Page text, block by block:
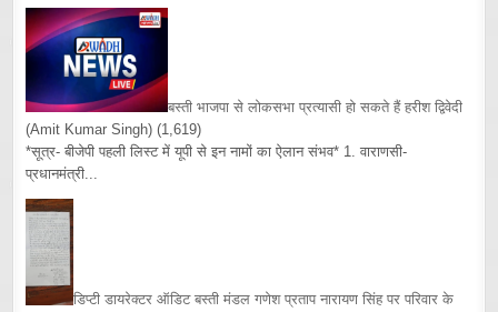
बस्ती भाजपा से लोकसभा प्रत्यासी हो सकते हैं हरीश द्विवेदी
(Amit Kumar Singh) (1,619)
*सूत्र- बीजेपी पहली लिस्ट में यूपी से इन नामों का ऐलान संभव* 1. वाराणसी-
प्रधानमंत्री...
डिप्टी डायरेक्टर ऑडिट बस्ती मंडल गणेश प्रताप नारायण सिंह पर परिवार के